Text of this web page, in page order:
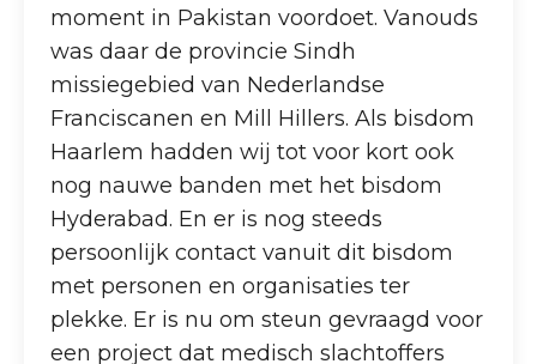
moment in Pakistan voordoet. Vanouds
was daar de provincie Sindh
missiegebied van Nederlandse
Franciscanen en Mill Hillers. Als bisdom
Haarlem hadden wij tot voor kort ook
nog nauwe banden met het bisdom
Hyderabad. En er is nog steeds
persoonlijk contact vanuit dit bisdom
met personen en organisaties ter
plekke. Er is nu om steun gevraagd voor
een project dat medisch slachtoffers